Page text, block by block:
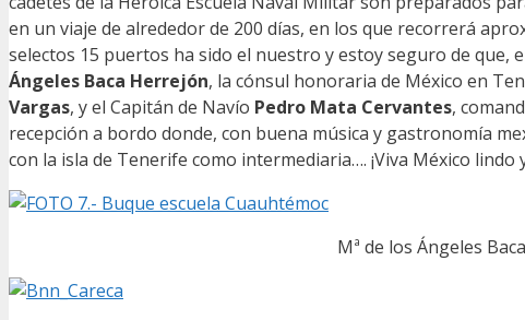
en un viaje de alrededor de 200 días, en los que recorrerá
selectos 15 puertos ha sido el nuestro y estoy seguro de que,
Ángeles Baca Herrejón, la cónsul honoraria de México en
Vargas, y el Capitán de Navío Pedro Mata Cervantes,
recepción a bordo donde, con buena música y gastronomía
con la isla de Tenerife como intermediaria…. ¡Viva México lindo
Mª de los Ángeles